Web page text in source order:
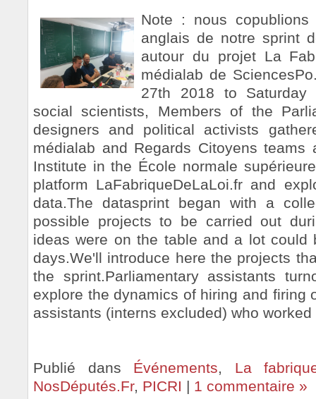
Note : nous
anglais de notre sprint
autour du projet La
médialab de
27th 2018 to
social scientists, Members of the
designers and political activists
médialab and Regards Citoyens teams
Institute in the École normale
platform LaFabriqueDeLaLoi.fr and
data.The datasprint began with a
possible projects to be carried out
ideas were on the table and a lot could
days.We'll introduce here the projects
the sprint.Parliamentary assistants
explore the dynamics of hiring and firing
assistants (interns excluded) who worked
Publié dans Événements, La
NosDéputés.Fr, PICRI | 1 commentaire »